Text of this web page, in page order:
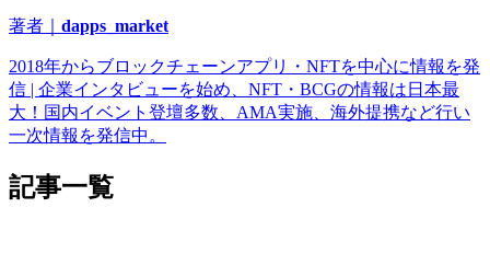
著者｜ dapps_market
2018年からブロックチェーンアプリ・NFTを中心に情報を発
信 | 企業インタビューを始め、NFT・BCGの情報は日本最
大！国内イベント登壇多数、AMA実施、海外提携など行い
一次情報を発信中。
記事一覧